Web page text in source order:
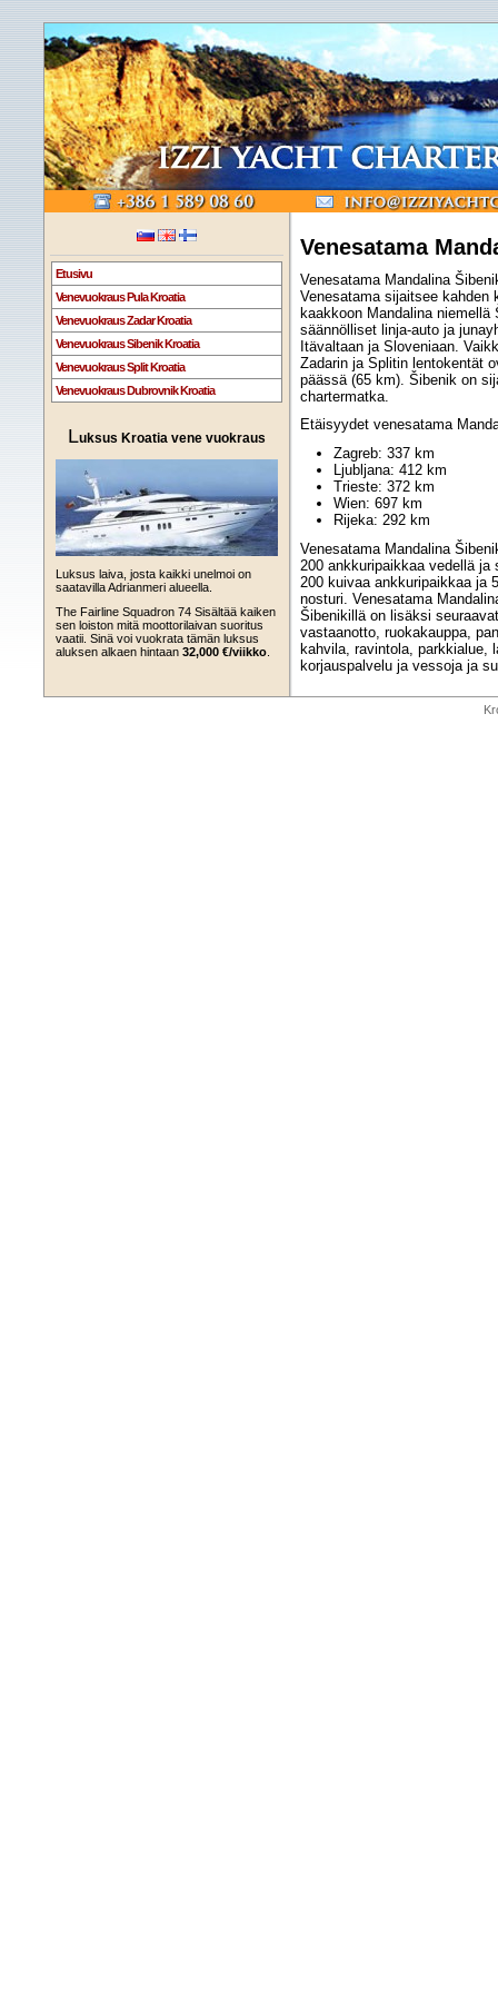
Etusivu
Venevuokraus Pula Kroatia
Venevuokraus Zadar Kroatia
Venevuokraus Sibenik Kroatia
Venevuokraus Split Kroatia
Venevuokraus Dubrovnik Kroatia
Luksus Kroatia vene vuokraus
Luksus laiva, josta kaikki unelmoi on
saatavilla Adrianmeri alueella.
The Fairline Squadron 74 Sisältää kaiken
sen loiston mitä moottorilaivan suoritus
vaatii. Sinä voi vuokrata tämän luksus
aluksen alkaen hintaan 32,000 €/viikko
Venesatama
Venesatama Mandalina
Venesatama sijaitsee kahden
kaakkoon Mandalina
säännölliset linja-auto ja
Itävaltaan ja Sloveniaan.
Zadarin ja Splitin lentokentät
päässä (65 km). Šibenik on
chartermatka.
Etäisyydet venesatama
Zagreb: 337 km
Ljubljana: 412 km
Trieste: 372 km
Wien: 697 km
Rijeka: 292 km
Venesatama Mandalina
200 ankkuripaikkaa vedellä ja
200 kuivaa ankkuripaikkaa ja
nosturi. Venesatama
Šibenikillä on lisäksi
vastaanotto, ruokakauppa,
kahvila, ravintola, parkkialue,
korjauspalvelu ja vessoja ja